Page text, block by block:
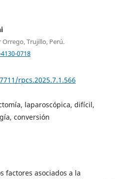
Trujillo, Perú.
0718
rpcs.2025.7.1.566
laparoscópica, difícil,
conversión
factores asociados a la